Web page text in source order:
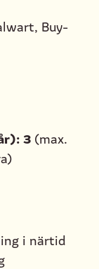
Buy-
3 (max.
i närtid